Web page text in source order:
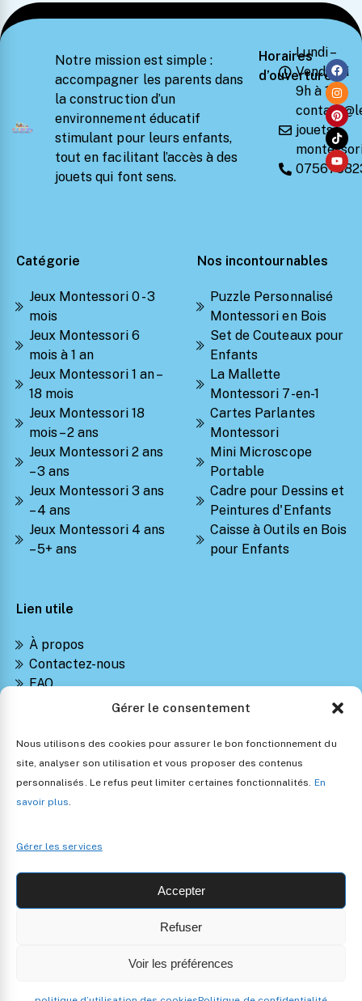
Gérer le consentement
Nous utilisons des cookies pour assurer le bon fonctionnement du
site, analyser son utilisation et vous proposer des contenus
personnalisés. Le refus peut limiter certaines fonctionnalités. En
savoir plus.
Gérer les services
Accepter
Refuser
Voir les préférences
Notre mission est simple :
accompagner les parents dans
la construction d’un
environnement éducatif
stimulant pour leurs enfants,
tout en facilitant l’accès à des
jouets qui font sens.
Horaires
d’ouverture
Lundi –
Vendredi
9h à 18h
jouets-
Catégorie
Jeux Montessori 0 - 3
mois
Jeux Montessori 6
mois à 1 an
Jeux Montessori 1 an –
18 mois
Jeux Montessori 18
mois – 2 ans
Jeux Montessori 2 ans
– 3 ans
Jeux Montessori 3 ans
– 4 ans
Jeux Montessori 4 ans
– 5+ ans
Nos incontournables
Puzzle Personnalisé
Montessori en Bois
Set de Couteaux pour
Enfants
La Mallette
Montessori 7-en-1
Cartes Parlantes
Montessori
Mini Microscope
Portable
Cadre pour Dessins et
Peintures d'Enfants
Caisse à Outils en Bois
pour Enfants
Lien utile
À propos
Contactez-nous
FAQ
Suivre ma commande
Retours et Remboursements
Politique de confidentialité
Conditions générales de vente
Politique d’utilisation des cookies
Copyright 2024 • Les Jouets Montessori •